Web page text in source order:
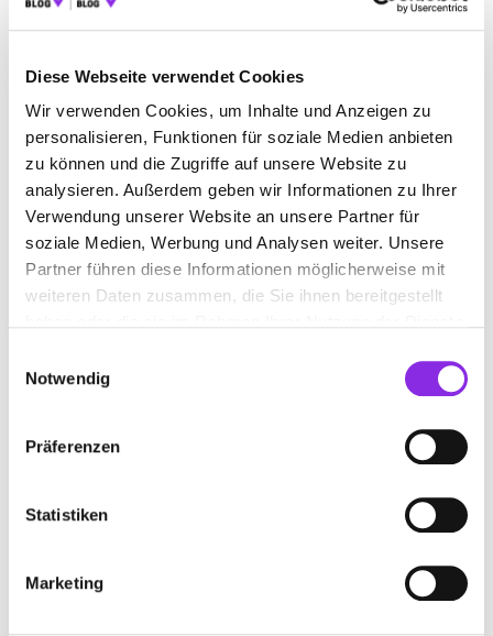
Diese Webseite verwendet Cookies
Wir verwenden Cookies, um Inhalte und Anzeigen zu
personalisieren, Funktionen für soziale Medien anbieten
zu können und die Zugriffe auf unsere Website zu
analysieren. Außerdem geben wir Informationen zu Ihrer
Verwendung unserer Website an unsere Partner für
soziale Medien, Werbung und Analysen weiter. Unsere
Partner führen diese Informationen möglicherweise mit
weiteren Daten zusammen, die Sie ihnen bereitgestellt
Notwendig
Präferenzen
Statistiken
Marketing
Jetzt geöffnet
STÄDTISCHES KRANKENHAUS PIRMASENS
GGMBH
Pettenkoferstraße 22| 66955 Pirmasens DE
+4963317140
www.kh-pirmasens.de